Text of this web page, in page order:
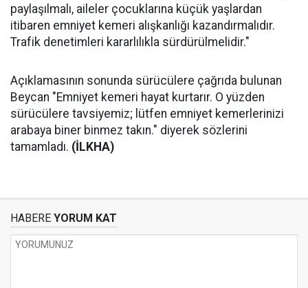
paylaşılmalı, aileler çocuklarına küçük yaşlardan
itibaren emniyet kemeri alışkanlığı kazandırmalıdır.
Trafik denetimleri kararlılıkla sürdürülmelidir."
Açıklamasının sonunda sürücülere çağrıda bulunan
Beycan "Emniyet kemeri hayat kurtarır. O yüzden
sürücülere tavsiyemiz; lütfen emniyet kemerlerinizi
arabaya biner binmez takın." diyerek sözlerini
tamamladı. (İLKHA)
HABERE YORUM KAT